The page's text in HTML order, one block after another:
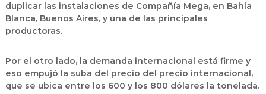
duplicar las instalaciones de Compañía Mega, en Bahía
Blanca, Buenos Aires, y una de las principales
productoras.
Por el otro lado, la demanda internacional está firme y
eso empujó la suba del precio del precio internacional,
que se ubica entre los 600 y los 800 dólares la tonelada.